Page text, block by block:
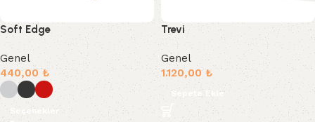
Soft Edge
Genel
440,00₺
Seçenekler
Trevi
Genel
1.120,00₺
Sepete Ekle